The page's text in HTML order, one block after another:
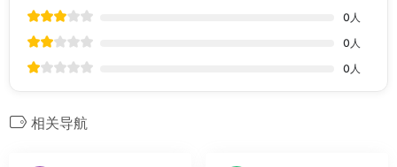
0 人
0 人
0 人
相关导航